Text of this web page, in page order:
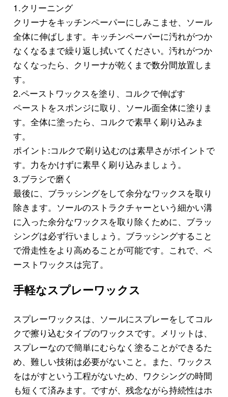
1.クリーニング
クリーナをキッチンペーパーにしみこませ、ソール
全体に伸ばします。キッチンペーパーに汚れがつか
なくなるまで繰り返し拭いてください。汚れがつか
なくなったら、クリーナが乾くまで数分間放置しま
す。
2.ペーストワックスを塗り、コルクで伸ばす
ペーストをスポンジに取り、ソール面全体に塗りま
す。全体に塗ったら、コルクで素早く刷り込みま
す。
ポイント:コルクで刷り込むのは素早さがポイントで
す。力をかけずに素早く刷り込みましょう。
3.ブラシで磨く
最後に、ブラッシングをして余分なワックスを取り
除きます。ソールのストラクチャーという細かい溝
に入った余分なワックスを取り除くために、ブラッ
シングは必ず行いましょう。ブラッシングすること
で滑走性をより高めることが可能です。これで、ペ
ーストワックスは完了。
手軽なスプレーワックス
スプレーワックスは、ソールにスプレーをしてコル
クで擦り込むタイプのワックスです。メリットは、
スプレーなので簡単にむらなく塗ることができるた
め、難しい技術は必要がないこと。また、ワックス
をはがすという工程がないため、ワクシングの時間
も短くて済みます。ですが、残念ながら持続性はホ